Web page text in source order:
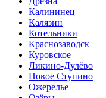
Калининец
Калязин
Котельники
Краснозаводск
Куровское
Ликино-Дулёво
Новое Ступино
Ожерелье